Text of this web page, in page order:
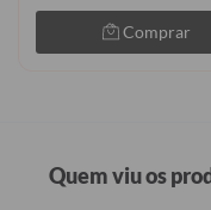
Comprar
Quem viu os